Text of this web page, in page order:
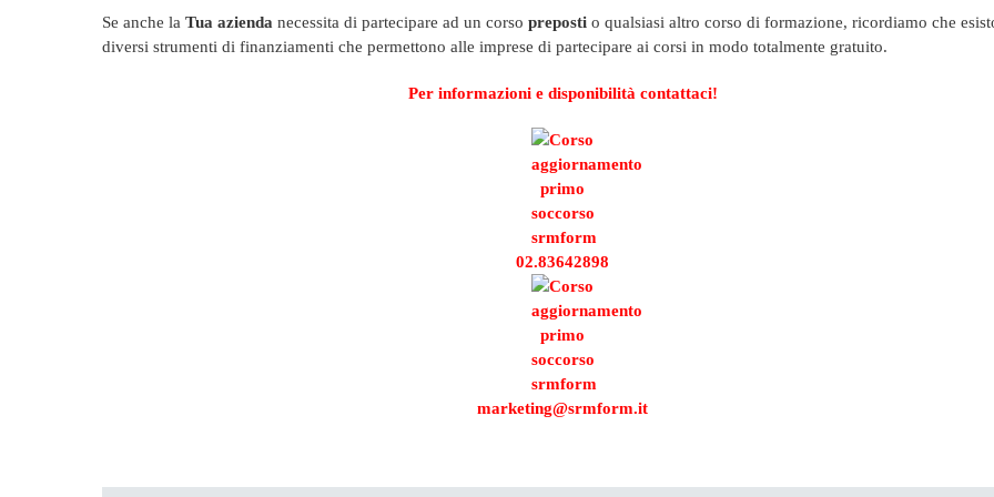
Se anche la Tua azienda necessita di partecipare ad un corso preposti o qualsiasi altro corso di formazione, ricordiamo che
diversi strumenti di finanziamenti che permettono alle imprese di partecipare ai corsi in modo totalmente gratuito.
Per informazioni e disponibilità contattaci!
02.83642898
marketing@srmform.it